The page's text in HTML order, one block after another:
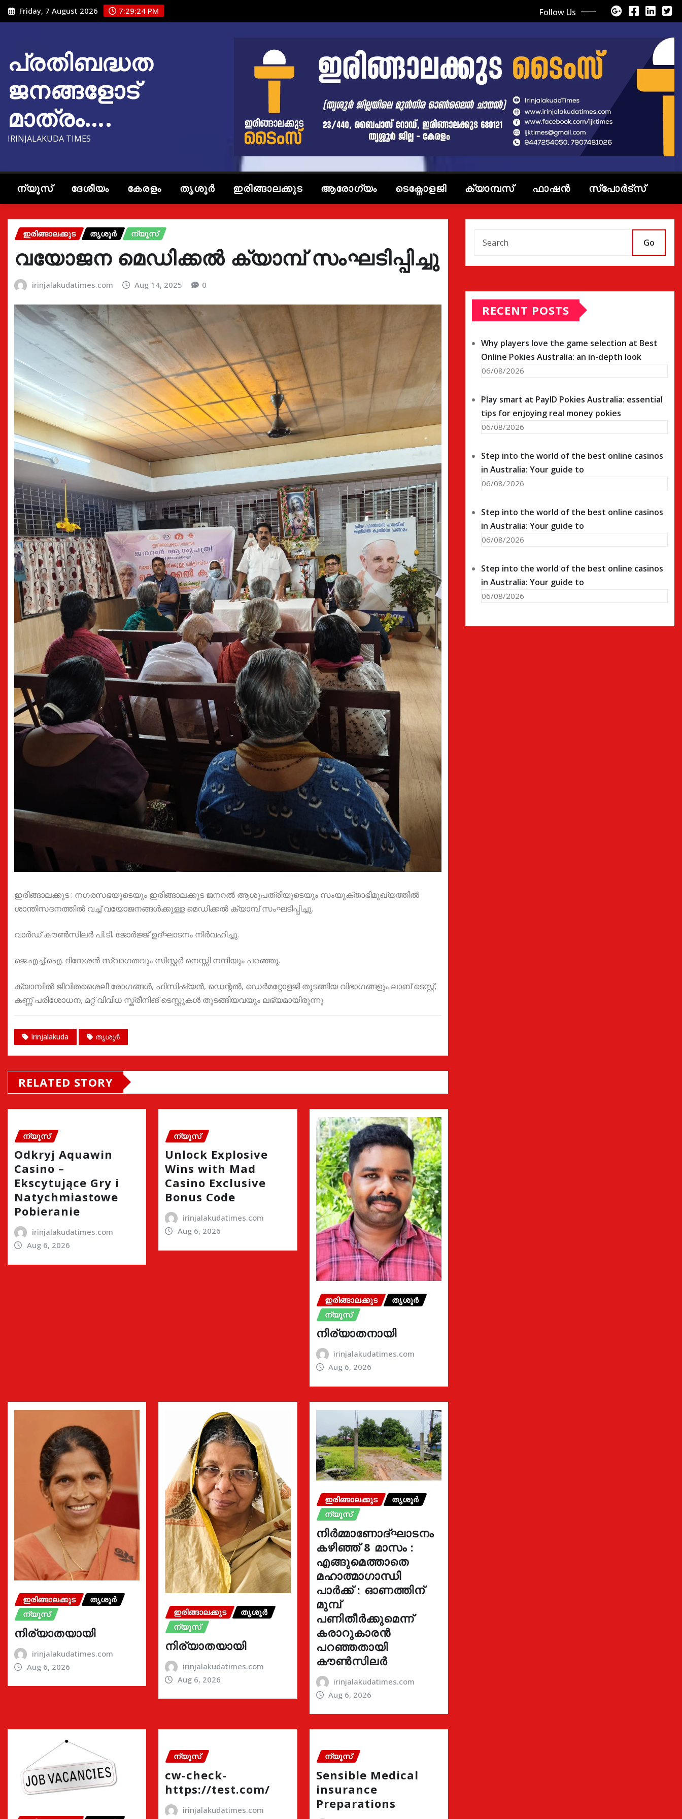
Skip
to
Friday, 7 August 2026 7:29:25 PM Follow Us
പ്രതിബദ്ധത
ജനങ്ങളോട്
മാത്രം….
IRINJALAKUDA TIMES
ന്യൂസ് ദേശീയം കേരളം തൃശൂർ ഇരിങ്ങാലക്കുട ആരോഗ്യം ടെക്നോളജി ക്യാമ്പസ് ഫാഷൻ സ്പോർട്സ്
ഇരിങ്ങാലക്കുട തൃശൂർ ന്യൂസ്
വയോജന മെഡിക്കൽ ക്യാമ്പ് സംഘടിപ്പിച്ചു
irinjalakudatimes.com Aug 14, 2025 0
ഇരിങ്ങാലക്കുട : നഗരസഭയുടെയും ഇരിങ്ങാലക്കുട ജനറൽ ആശുപത്രിയുടെയും സംയുക്താഭിമുഖ്യത്തിൽ
ശാന്തിസദനത്തിൽ വച്ച് വയോജനങ്ങൾക്കുള്ള മെഡിക്കൽ ക്യാമ്പ് സംഘടിപ്പിച്ചു.
വാർഡ് കൗൺസിലർ പി.ടി. ജോർജ്ജ് ഉദ്ഘാടനം നിർവഹിച്ചു.
ജെ.എച്ച്.ഐ. ദിനേശൻ സ്വാഗതവും സിസ്റ്റർ നെസ്സി നന്ദിയും പറഞ്ഞു.
ക്യാമ്പിൽ ജീവിതശൈലീ രോഗങ്ങൾ, ഫിസിഷ്യൻ, ഡെന്റൽ, ഡെർമറ്റോളജി തുടങ്ങിയ വിഭാഗങ്ങളും ലാബ് ടെസ്റ്റ്,
കണ്ണ് പരിശോധന, മറ്റ് വിവിധ സ്ക്രീനിങ് ടെസ്റ്റുകൾ തുടങ്ങിയവയും ലഭ്യമായിരുന്നു.
Irinjalakuda തൃശൂർ
RELATED STORY
ന്യൂസ്
Odkryj Aquawin
Casino –
Ekscytujące Gry i
Natychmiastowe
Pobieranie
irinjalakudatimes.com
Aug 6, 2026
ന്യൂസ്
Unlock Explosive
Wins with Mad
Casino Exclusive
Bonus Code
irinjalakudatimes.com
Aug 6, 2026
ഇരിങ്ങാലക്കുട
തൃശൂർ
ന്യൂസ്
നിര്യാതനായി
irinjalakudatimes.com
Aug 6, 2026
ഇരിങ്ങാലക്കുട
തൃശൂർ
ന്യൂസ്
നിര്യാതയായി
irinjalakudatimes.com
Aug 6, 2026
ഇരിങ്ങാലക്കുട
തൃശൂർ
ന്യൂസ്
നിര്യാതയായി
irinjalakudatimes.com
Aug 6, 2026
ഇരിങ്ങാലക്കുട
തൃശൂർ
ന്യൂസ്
നിർമ്മാണോദ്ഘാടനം
കഴിഞ്ഞ് 8 മാസം :
എങ്ങുമെത്താതെ
മഹാത്മാഗാന്ധി
പാർക്ക് : ഓണത്തിന്
മുമ്പ്
പണിതീർക്കുമെന്ന്
കരാറുകാരൻ
പറഞ്ഞതായി
കൗൺസിലർ
irinjalakudatimes.com
Aug 6, 2026
ന്യൂസ്
cw-check-
https://test.com/
irinjalakudatimes.com
ന്യൂസ്
Sensible Medical
insurance
Preparations
Go
RECENT POSTS
Why players love the game selection at Best
Online Pokies Australia: an in-depth look
06/08/2026
Play smart at PayID Pokies Australia: essential
tips for enjoying real money pokies
06/08/2026
Step into the world of the best online casinos
in Australia: Your guide to
06/08/2026
Step into the world of the best online casinos
in Australia: Your guide to
06/08/2026
Step into the world of the best online casinos
in Australia: Your guide to
06/08/2026